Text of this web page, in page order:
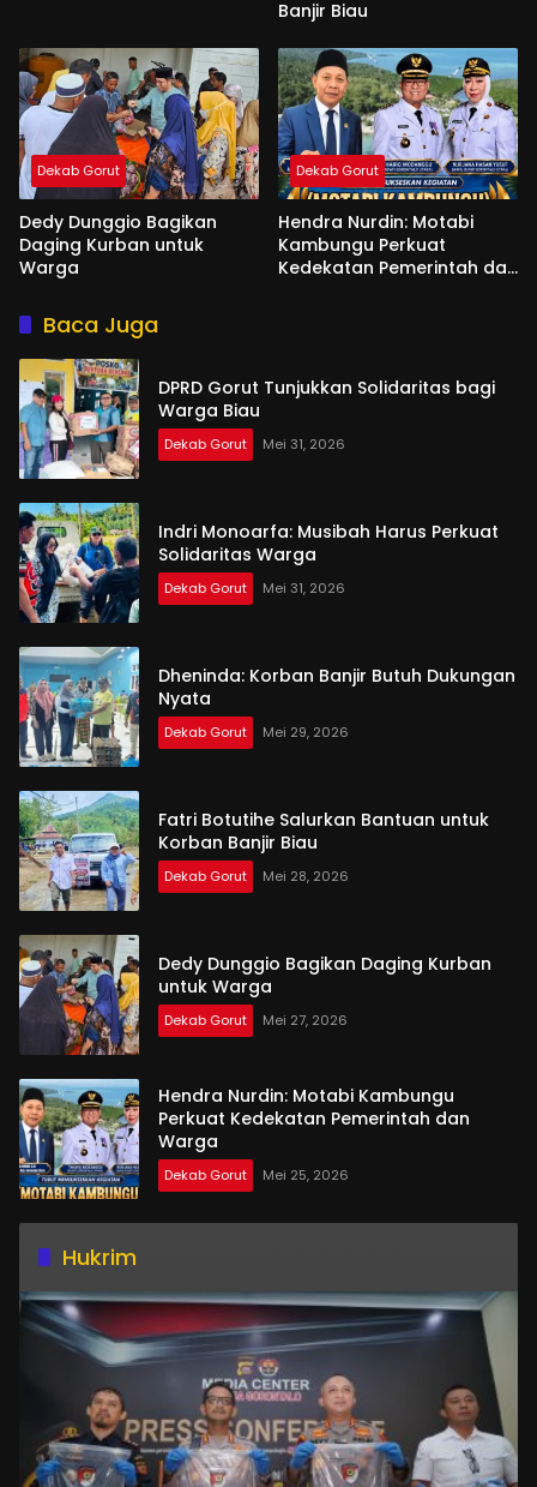
Banjir Biau
Dekab Gorut
Dedy Dunggio Bagikan
Daging Kurban untuk
Warga
Dekab Gorut
Hendra Nurdin: Motabi
Kambungu Perkuat
Kedekatan Pemerintah dan
Baca Juga
DPRD Gorut Tunjukkan Solidaritas bagi
Warga Biau
Dekab Gorut Mei 31, 2026
Indri Monoarfa: Musibah Harus Perkuat
Solidaritas Warga
Dekab Gorut Mei 31, 2026
Dheninda: Korban Banjir Butuh Dukungan
Nyata
Dekab Gorut Mei 29, 2026
Fatri Botutihe Salurkan Bantuan untuk
Korban Banjir Biau
Dekab Gorut Mei 28, 2026
Dedy Dunggio Bagikan Daging Kurban
untuk Warga
Dekab Gorut Mei 27, 2026
Hendra Nurdin: Motabi Kambungu
Perkuat Kedekatan Pemerintah dan
Warga
Dekab Gorut Mei 25, 2026
Hukrim